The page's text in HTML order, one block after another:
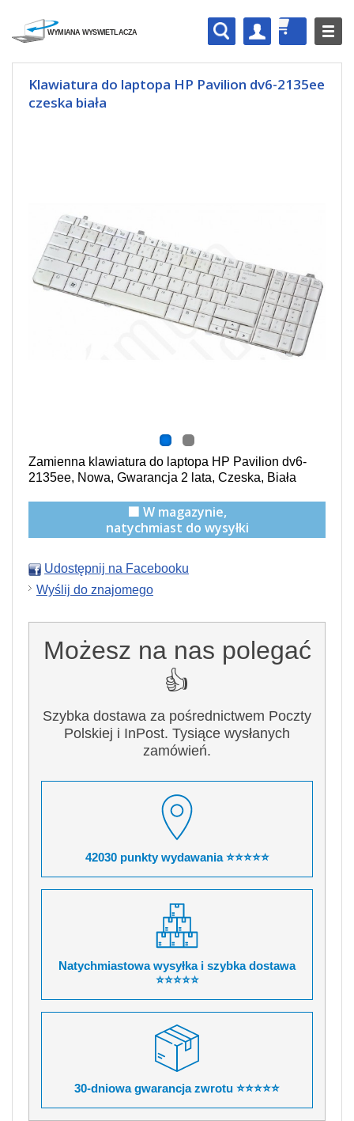
Klawiatura do laptopa HP Pavilion dv6-2135ee
czeska biała
Zamienna klawiatura do laptopa HP Pavilion dv6-
2135ee, Nowa, Gwarancja 2 lata, Czeska, Biała
🟩 W magazynie,
natychmiast do wysyłki
Udostępnij na Facebooku
Wyślij do znajomego
Możesz na nas polegać
👍
Szybka dostawa za pośrednictwem Poczty
Polskiej i InPost. Tysiące wysłanych
zamówień.
42030 punkty wydawania ⭐⭐⭐⭐⭐
Natychmiastowa wysyłka i szybka dostawa
⭐⭐⭐⭐⭐
30-dniowa gwarancja zwrotu ⭐⭐⭐⭐⭐